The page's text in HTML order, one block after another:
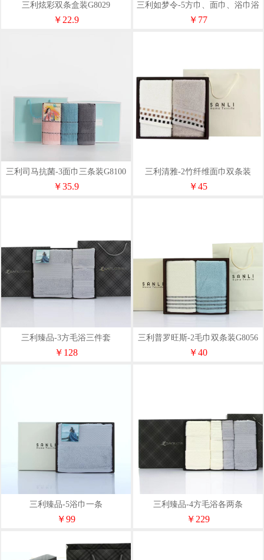
三利炫彩双条盒装G8029
￥22.9
三利如梦令-5方巾、面巾、浴巾浴
帽各一条
￥77
三利司马抗菌-3面巾三条装G8100
￥35.9
三利清雅-2竹纤维面巾双条装
￥45
三利臻品-3方毛浴三件套
￥128
三利普罗旺斯-2毛巾双条装G8056
￥40
三利臻品-5浴巾一条
￥99
三利臻品-4方毛浴各两条
￥229